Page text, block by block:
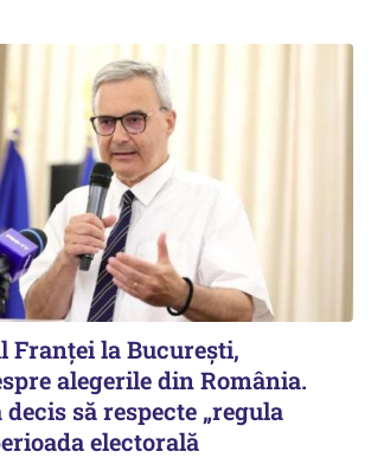
Franței la București,
alegerile din România.
să respecte „regula
electorală